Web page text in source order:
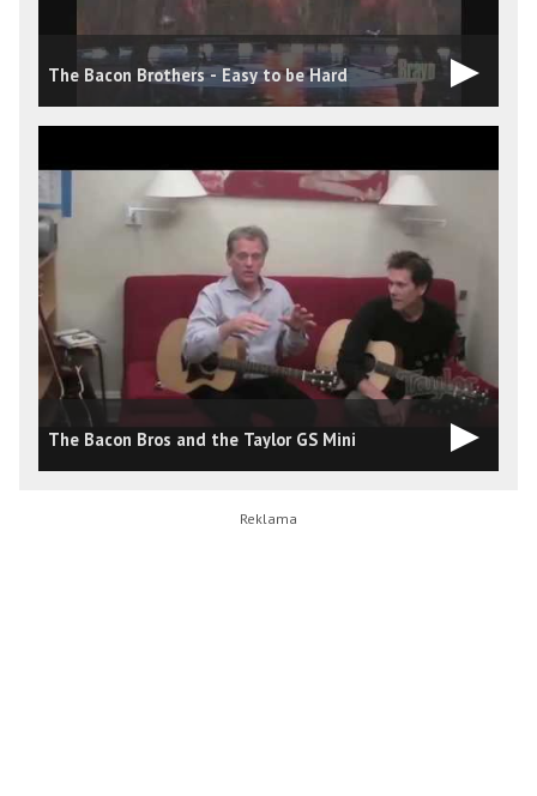
The Bacon Brothers - Easy to be Hard
The Bacon Bros and the Taylor GS Mini